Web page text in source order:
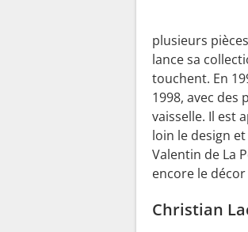
plusieurs
lance sa
touchent. En
1998, avec des
vaisselle. Il est
loin le design
Valentin de La
encore le
Christian